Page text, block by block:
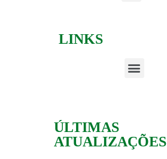
LINKS
ÚLTIMAS
ATUALIZAÇÕES